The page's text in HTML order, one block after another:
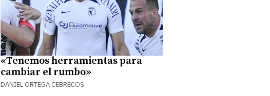
«Tenemos herramientas para
cambiar el rumbo»
DANIEL ORTEGA CEBRECOS